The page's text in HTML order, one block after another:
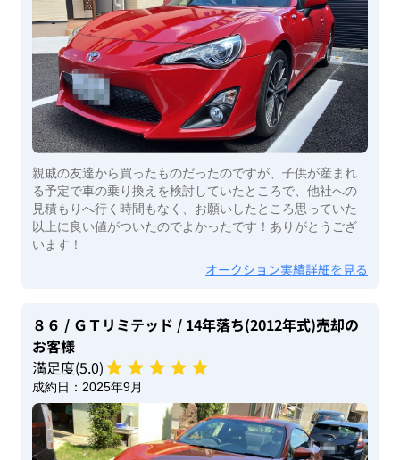
親戚の友達から買ったものだったのですが、子供が産まれ
る予定で車の乗り換えを検討していたところで、他社への
見積もりへ行く時間もなく、お願いしたところ思っていた
以上に良い値がついたのでよかったです！ありがとうござ
います！
オークション実績詳細を見る
８６ / ＧＴリミテッド / 14年落ち(2012年式)売却の
お客様
満足度(5.0)
成約日： 2025年9月